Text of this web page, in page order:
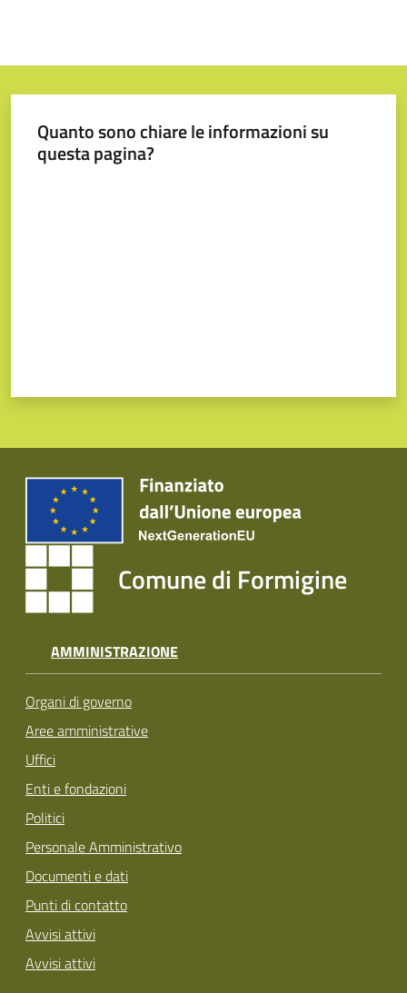
Quanto sono chiare le informazioni su
questa pagina?
Comune di Formigine
AMMINISTRAZIONE
Organi di governo
Aree amministrative
Uffici
Enti e fondazioni
Politici
Personale Amministrativo
Documenti e dati
Punti di contatto
Avvisi attivi
Avvisi attivi